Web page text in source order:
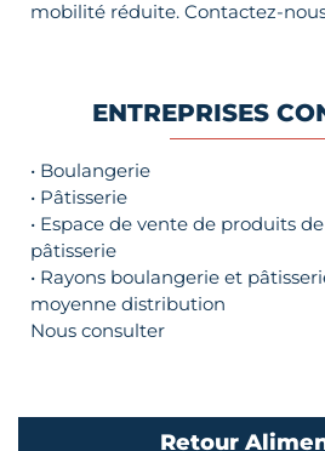
mobilité réduite. Contactez-
ENTREPRISES
• Boulangerie
• Pâtisserie
• Espace de vente de produits
pâtisserie
• Rayons boulangerie et
moyenne distribution
Nous consulter
Retour